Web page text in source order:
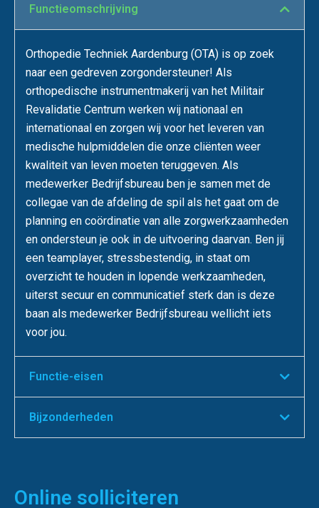
Functie­omschrijving
Orthopedie Techniek Aardenburg (OTA) is op zoek
naar een gedreven zorgondersteuner! Als
orthopedische instrumentmakerij van het Militair
Revalidatie Centrum werken wij nationaal en
internationaal en zorgen wij voor het leveren van
medische hulpmiddelen die onze cliënten weer
kwaliteit van leven moeten teruggeven. Als
medewerker Bedrijfsbureau ben je samen met de
collegae van de afdeling de spil als het gaat om de
planning en coördinatie van alle zorgwerkzaamheden
en ondersteun je ook in de uitvoering daarvan. Ben jij
een teamplayer, stressbestendig, in staat om
overzicht te houden in lopende werkzaamheden,
uiterst secuur en communicatief sterk dan is deze
baan als medewerker Bedrijfsbureau wellicht iets
voor jou.
Functie-eisen
Bijzonderheden
Online solliciteren